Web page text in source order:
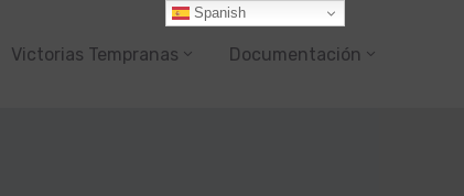
Victorias Tempranas Documentación
Spanish